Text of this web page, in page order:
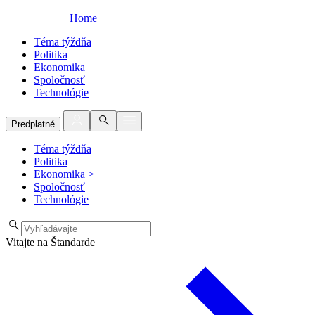
Home
Téma týždňa
Politika
Ekonomika
Spoločnosť
Technológie
Predplatné
Téma týždňa
Politika
Ekonomika >
Spoločnosť
Technológie
Vitajte na Štandarde